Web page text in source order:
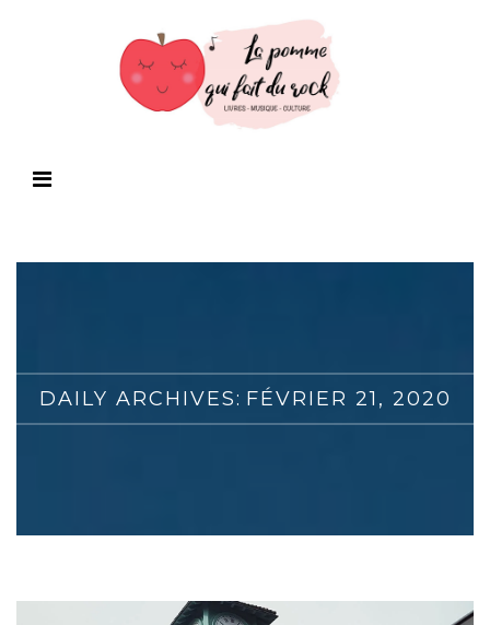
DAILY ARCHIVES: FÉVRIER 21, 2020